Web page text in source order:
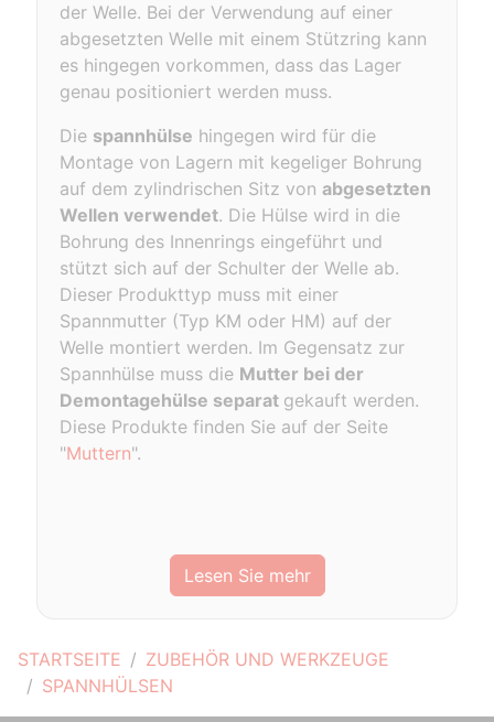
STARTSEITE
ZUBEHÖR UND WERKZEUGE
SPANNHÜLSEN
der Welle. Bei der Verwendung auf einer
abgesetzten Welle mit einem Stützring kann
es hingegen vorkommen, dass das Lager
genau positioniert werden muss.
Die spannhülse hingegen wird für die
Montage von Lagern mit kegeliger Bohrung
auf dem zylindrischen Sitz vonabgesetzten
Wellen verwendet. Die Hülse wird in die
Bohrung des Innenrings eingeführt und
stützt sich auf der Schulter der Welle ab.
Dieser Produkttyp muss mit einer
Spannmutter (Typ KM oder HM) auf der
Welle montiert werden. Im Gegensatz zur
Spannhülse muss die Mutter bei der
Demontagehülse separat gekauft werden.
Diese Produkte finden Sie auf der Seite
"Muttern".
Lesen Sie mehr